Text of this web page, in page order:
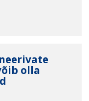
olla